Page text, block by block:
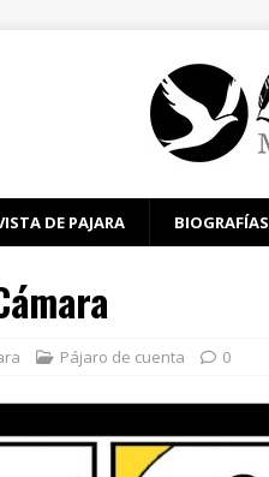
DE PAJARA BIOGRAFÍAS
Pájaro de cuenta 0